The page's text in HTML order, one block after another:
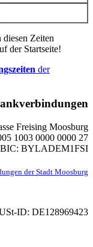
Zeiten
der Startseite!
der
Freising Moosburg
1003 0000 0000 27
BIC: BYLADEM1FSI
der Stadt Moosburg
ID: DE128969423